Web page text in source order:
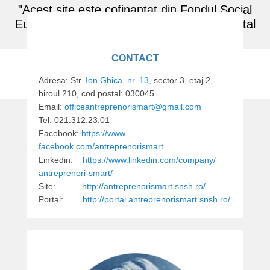
"Acest site este cofinantat din Fondul Social
European prin Programul Operational Capital
Antreprenori SMART
Tineri Responsabili, Ambițioși, Motivați, de Succes
e
d
o
n
1
5
.
0
1
.
CONTACT
Adresa: Str. Ion Ghica, nr. 13, sector 3, etaj 2,
biroul 210, cod postal: 030045
Email: officeantreprenorismart@gmail. com
Tel: 021.312.23.01
Facebook: https://www.
facebook.com/antreprenorismart
Linkedin: https://www. linkedin.com/company/
antreprenori-smart/
Site: http://antreprenorismart.snsh.ro/
Portal: http://portal.antreprenorismart.snsh.ro/